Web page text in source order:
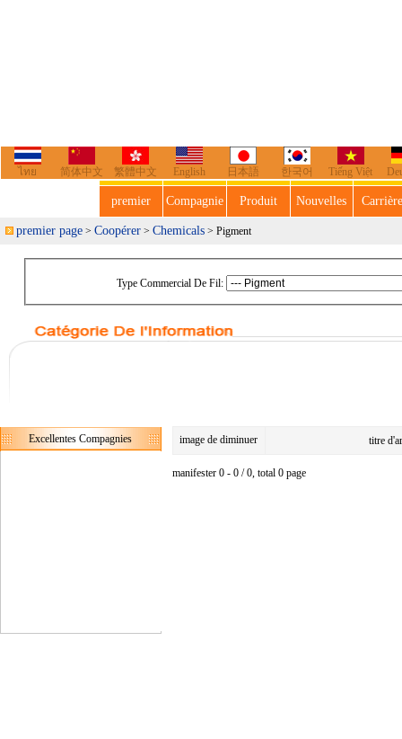
ไทย 简体中文 繁體中文 English 日本語 한국어 Tiếng Việt
premier Compagnie Produit Nouvelles
premier page > Coopérer > Chemicals > Pigment
Type Commercial De Fil:
Excellentes Compagnies image de diminuer titre
manifester 0 - 0 / 0, total 0 page